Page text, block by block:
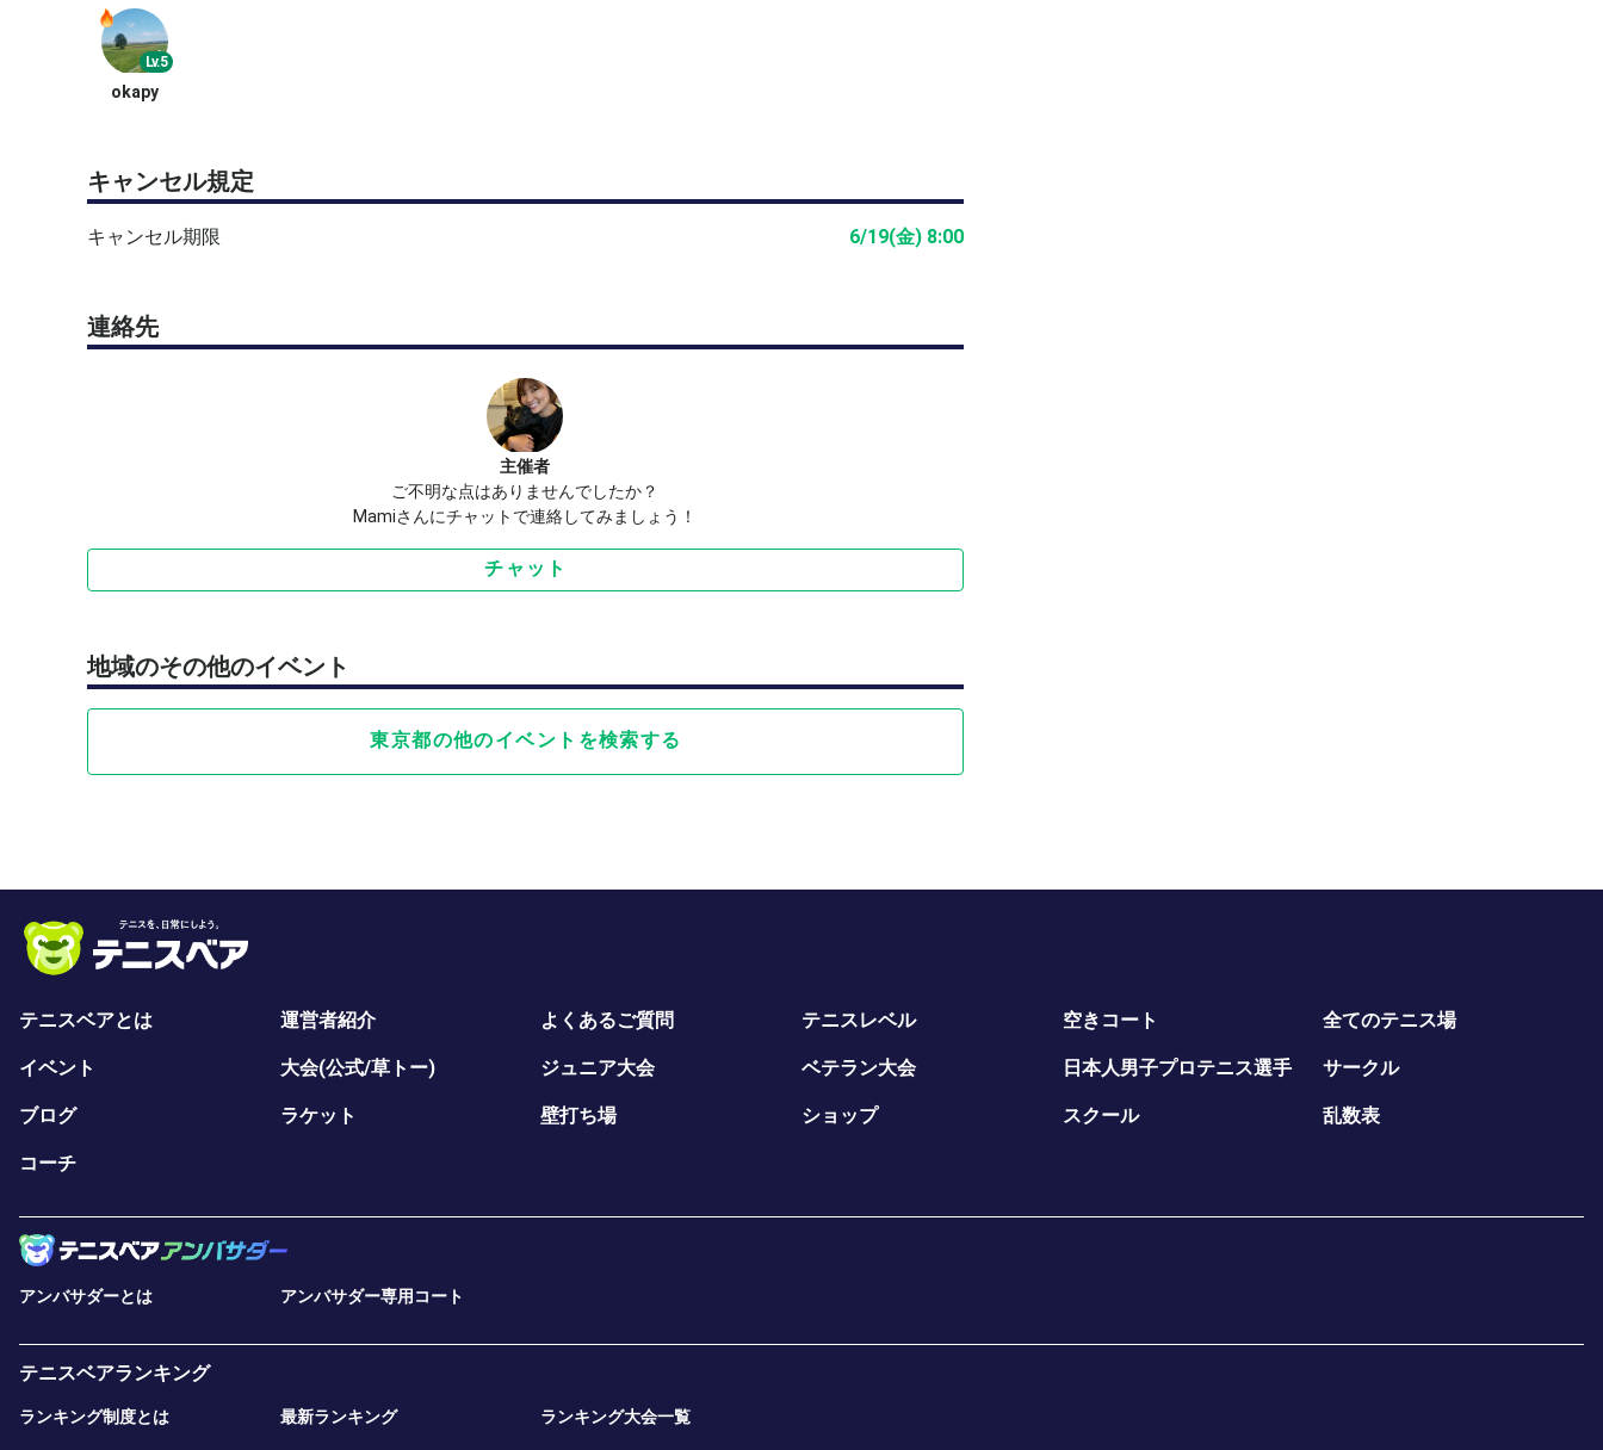
Lv.5
okapy
キャンセル規定
キャンセル期限 6/19(金) 8:00
連絡先
主催者
ご不明な点はありませんでしたか？
Mamiさんにチャットで連絡してみましょう！
チャット
地域のその他のイベント
東京都の他のイベントを検索する
テニスベアとは 運営者紹介 よくあるご質問 テニスレベル 空きコート 全てのテニス場
イベント 大会(公式/草トー) ジュニア大会 ベテラン大会 日本人男子プロテニス選手 サークル
ブログ ラケット 壁打ち場 ショップ スクール 乱数表
コーチ
アンバサダーとは アンバサダー専用コート
テニスベアランキング
ランキング制度とは 最新ランキング ランキング大会一覧